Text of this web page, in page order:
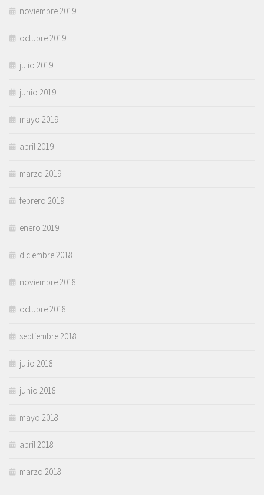
noviembre 2019
octubre 2019
julio 2019
junio 2019
mayo 2019
abril 2019
marzo 2019
febrero 2019
enero 2019
diciembre 2018
noviembre 2018
octubre 2018
septiembre 2018
julio 2018
junio 2018
mayo 2018
abril 2018
marzo 2018